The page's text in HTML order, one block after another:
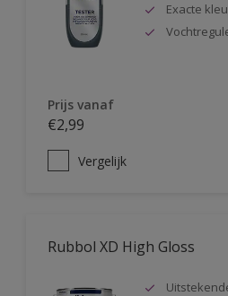
Exacte
Prijs vanaf
€2,99
Vergelijk
Rubbol XD High Gloss